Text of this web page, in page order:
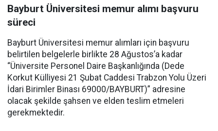
Bayburt Üniversitesi memur alımı başvuru
süreci
Bayburt Üniversitesi memur alımları için başvuru
belirtilen belgelerle birlikte 28 Ağustos’a kadar
“Üniversite Personel Daire Başkanlığında (Dede
Korkut Külliyesi 21 Şubat Caddesi Trabzon Yolu Üzeri
İdari Birimler Binası 69000/BAYBURT)” adresine
olacak şekilde şahsen ve elden teslim etmeleri
gerekmektedir.